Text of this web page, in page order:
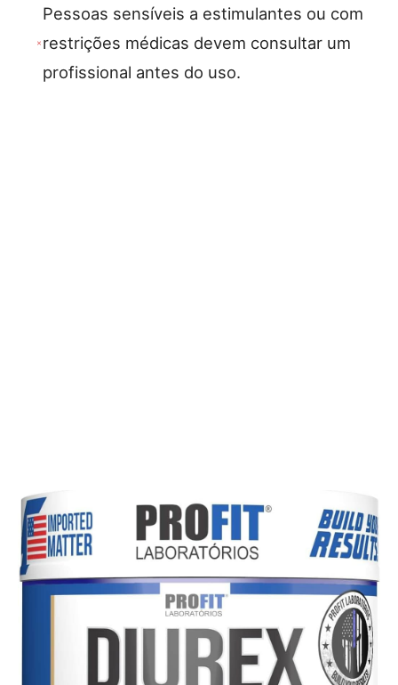
Pessoas sensíveis a estimulantes ou com
restrições médicas devem consultar um
profissional antes do uso.